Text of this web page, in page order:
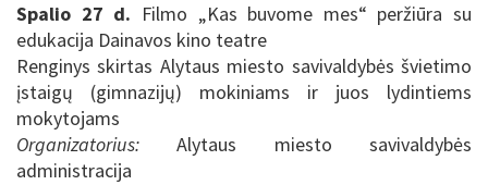
Spalio 27 d. Filmo „Kas buvome mes“ peržiūra su
edukacija Dainavos kino teatre
Renginys skirtas Alytaus miesto savivaldybės švietimo
įstaigų (gimnazijų) mokiniams ir juos lydintiems
mokytojams
Organizatorius: Alytaus miesto savivaldybės
administracija